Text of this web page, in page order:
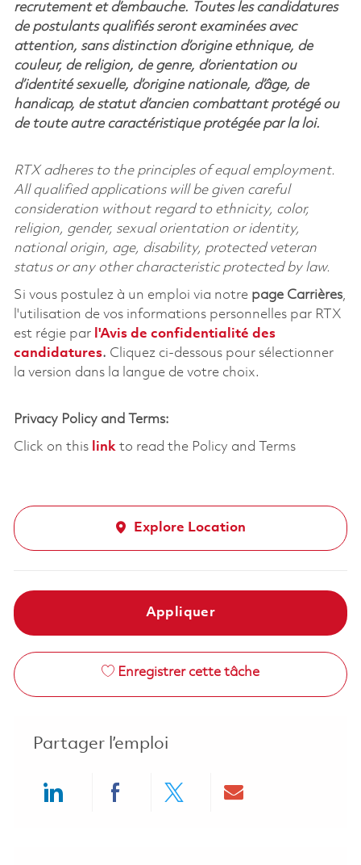
recrutement et d’embauche. Toutes les candidatures
de postulants qualifiés seront examinées avec
attention, sans distinction d’origine ethnique, de
couleur, de religion, de genre, d’orientation ou
d’identité sexuelle, d’origine nationale, d’âge, de
handicap, de statut d’ancien combattant protégé ou
de toute autre caractéristique protégée par la loi.
RTX adheres to the principles of equal employment.
All qualified applications will be given careful
consideration without regard to ethnicity, color,
religion, gender, sexual orientation or identity,
national origin, age, disability, protected veteran
status or any other characteristic protected by law.
Si vous postulez à un emploi via notre page Carrières,
l'utilisation de vos informations personnelles par RTX
est régie par l'Avis de confidentialité des
candidatures. Cliquez ci-dessous pour sélectionner
la version dans la langue de votre choix.
Privacy Policy and Terms:
Click on this linkto read the Policy and Terms
Explore Location
Appliquer
Enregistrer cette tâche
Partager l’emploi